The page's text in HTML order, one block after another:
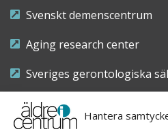
Hantera
Svenskt demenscentrum
Aging research center
Sveriges gerontologiska
Riksföreningen för
demensvård